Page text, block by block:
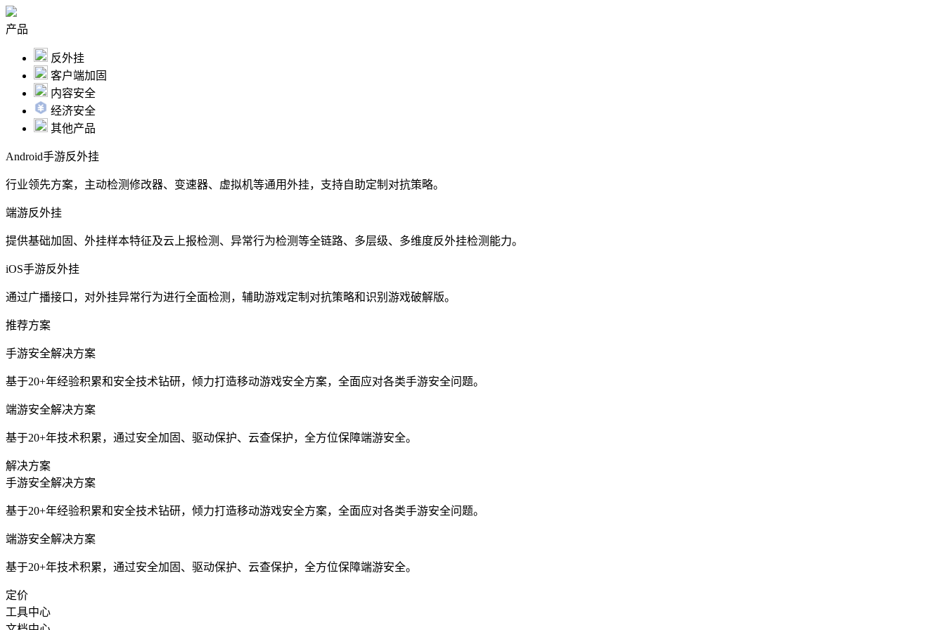
产品
反外挂
客户端加固
内容安全
经济安全
其他产品
Android手游反外挂
行业领先方案，主动检测修改器、变速器、虚拟机等通用外挂，支持自助定制对抗策略。
端游反外挂
提供基础加固、外挂样本特征及云上报检测、异常行为检测等全链路、多层级、多维度反外挂检测能力。
iOS手游反外挂
通过广播接口，对外挂异常行为进行全面检测，辅助游戏定制对抗策略和识别游戏破解版。
推荐方案
手游安全解决方案
基于20+年经验积累和安全技术钻研，倾力打造移动游戏安全方案，全面应对各类手游安全问题。
端游安全解决方案
基于20+年技术积累，通过安全加固、驱动保护、云查保护，全方位保障端游安全。
解决方案
手游安全解决方案
基于20+年经验积累和安全技术钻研，倾力打造移动游戏安全方案，全面应对各类手游安全问题。
端游安全解决方案
基于20+年技术积累，通过安全加固、驱动保护、云查保护，全方位保障端游安全。
定价
工具中心